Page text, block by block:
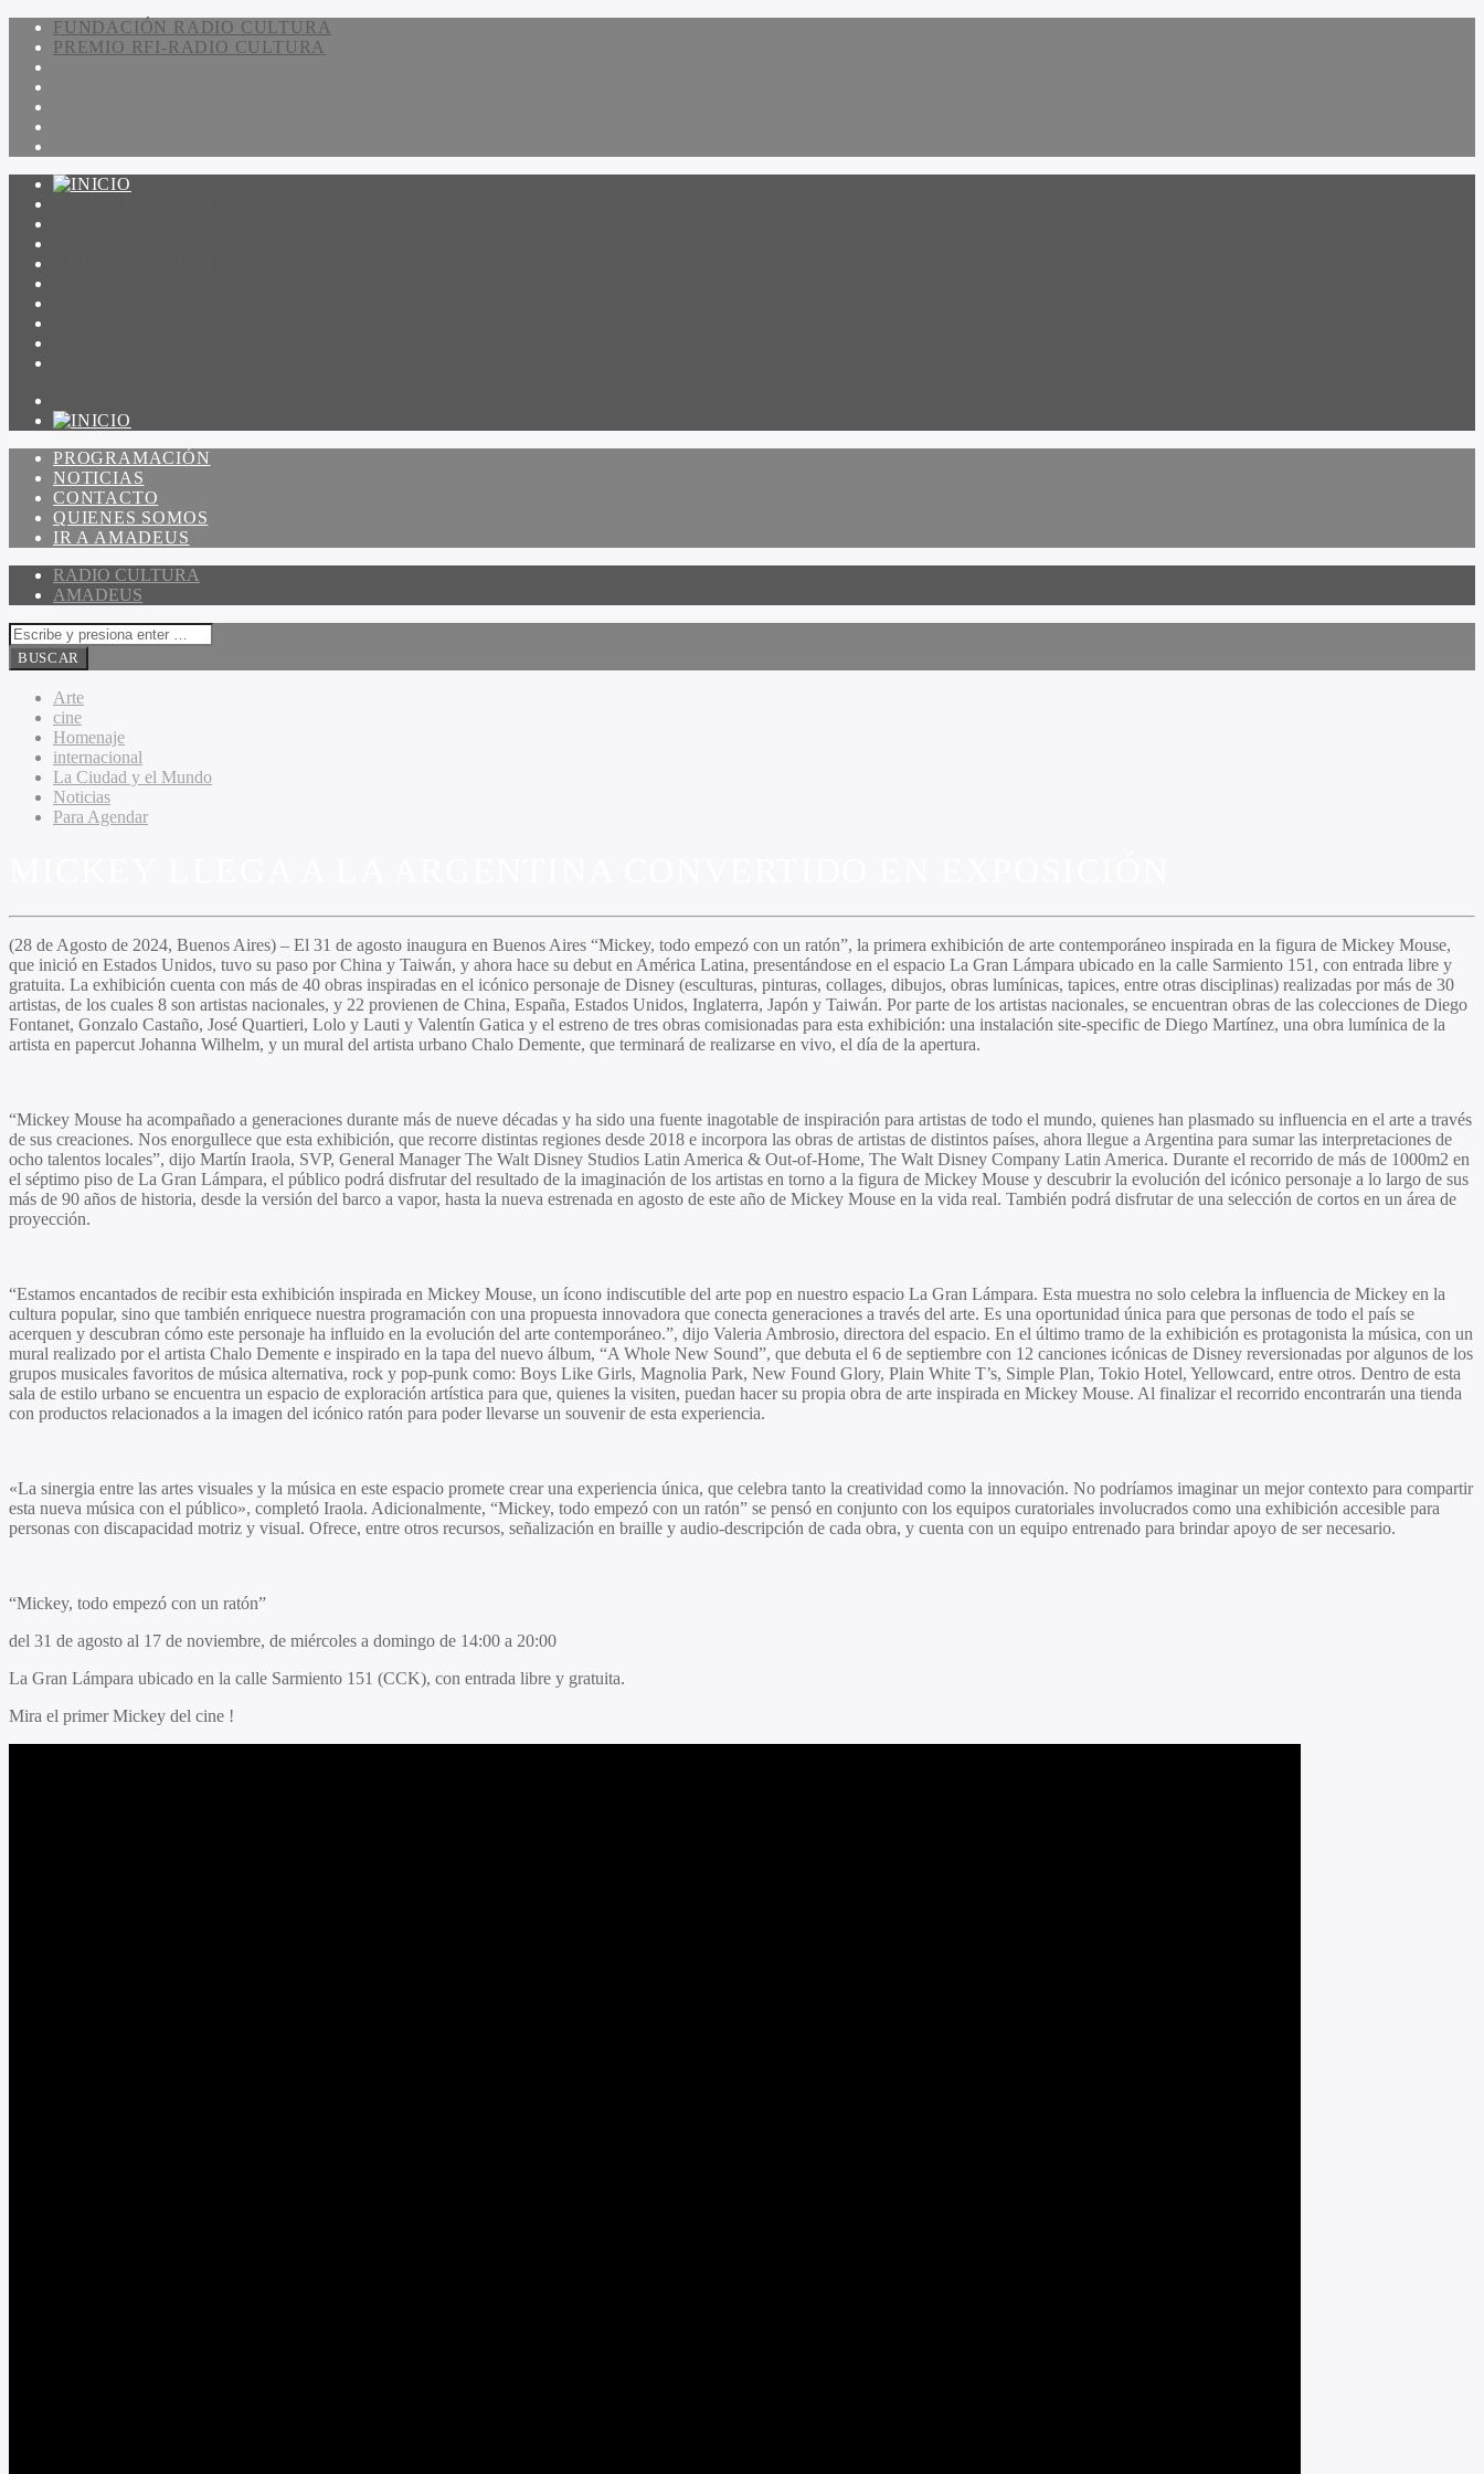
FUNDACIÓN RADIO CULTURA
PREMIO RFI-RADIO CULTURA
PROGRAMACIÓN
NOTICIAS
CONTACTO
QUIENES SOMOS
IR A AMADEUS
RADIO CULTURA
AMADEUS
Arte
cine
Homenaje
internacional
La Ciudad y el Mundo
Noticias
Para Agendar
(28 de Agosto de 2024, Buenos Aires) – El 31 de agosto inaugura en Buenos Aires “Mickey, todo empezó con un ratón”, la primera exhibición de arte contemporáneo inspirada en la figura de Mickey Mouse,
que inició en Estados Unidos, tuvo su paso por China y Taiwán, y ahora hace su debut en América Latina, presentándose en el espacio La Gran Lámpara ubicado en la calle Sarmiento 151, con entrada libre y
gratuita. La exhibición cuenta con más de 40 obras inspiradas en el icónico personaje de Disney (esculturas, pinturas, collages, dibujos, obras lumínicas, tapices, entre otras disciplinas) realizadas por más de 30
artistas, de los cuales 8 son artistas nacionales, y 22 provienen de China, España, Estados Unidos, Inglaterra, Japón y Taiwán. Por parte de los artistas nacionales, se encuentran obras de las colecciones de Diego
Fontanet, Gonzalo Castaño, José Quartieri, Lolo y Lauti y Valentín Gatica y el estreno de tres obras comisionadas para esta exhibición: una instalación site-specific de Diego Martínez, una obra lumínica de la
artista en papercut Johanna Wilhelm, y un mural del artista urbano Chalo Demente, que terminará de realizarse en vivo, el día de la apertura.
“Mickey Mouse ha acompañado a generaciones durante más de nueve décadas y ha sido una fuente inagotable de inspiración para artistas de todo el mundo, quienes han plasmado su influencia en el arte a través
de sus creaciones. Nos enorgullece que esta exhibición, que recorre distintas regiones desde 2018 e incorpora las obras de artistas de distintos países, ahora llegue a Argentina para sumar las interpretaciones de
ocho talentos locales”, dijo Martín Iraola, SVP, General Manager The Walt Disney Studios Latin America & Out-of-Home, The Walt Disney Company Latin America. Durante el recorrido de más de 1000m2 en
el séptimo piso de La Gran Lámpara, el público podrá disfrutar del resultado de la imaginación de los artistas en torno a la figura de Mickey Mouse y descubrir la evolución del icónico personaje a lo largo de sus
más de 90 años de historia, desde la versión del barco a vapor, hasta la nueva estrenada en agosto de este año de Mickey Mouse en la vida real. También podrá disfrutar de una selección de cortos en un área de
proyección.
“Estamos encantados de recibir esta exhibición inspirada en Mickey Mouse, un ícono indiscutible del arte pop en nuestro espacio La Gran Lámpara. Esta muestra no solo celebra la influencia de Mickey en la
cultura popular, sino que también enriquece nuestra programación con una propuesta innovadora que conecta generaciones a través del arte. Es una oportunidad única para que personas de todo el país se
acerquen y descubran cómo este personaje ha influido en la evolución del arte contemporáneo.”, dijo Valeria Ambrosio, directora del espacio. En el último tramo de la exhibición es protagonista la música, con un
mural realizado por el artista Chalo Demente e inspirado en la tapa del nuevo álbum, “A Whole New Sound”, que debuta el 6 de septiembre con 12 canciones icónicas de Disney reversionadas por algunos de los
grupos musicales favoritos de música alternativa, rock y pop-punk como: Boys Like Girls, Magnolia Park, New Found Glory, Plain White T’s, Simple Plan, Tokio Hotel, Yellowcard, entre otros. Dentro de esta
sala de estilo urbano se encuentra un espacio de exploración artística para que, quienes la visiten, puedan hacer su propia obra de arte inspirada en Mickey Mouse. Al finalizar el recorrido encontrarán una tienda
con productos relacionados a la imagen del icónico ratón para poder llevarse un souvenir de esta experiencia.
«La sinergia entre las artes visuales y la música en este espacio promete crear una experiencia única, que celebra tanto la creatividad como la innovación. No podríamos imaginar un mejor contexto para compartir
esta nueva música con el público», completó Iraola. Adicionalmente, “Mickey, todo empezó con un ratón” se pensó en conjunto con los equipos curatoriales involucrados como una exhibición accesible para
personas con discapacidad motriz y visual. Ofrece, entre otros recursos, señalización en braille y audio-descripción de cada obra, y cuenta con un equipo entrenado para brindar apoyo de ser necesario.
“Mickey, todo empezó con un ratón”
del 31 de agosto al 17 de noviembre, de miércoles a domingo de 14:00 a 20:00
La Gran Lámpara ubicado en la calle Sarmiento 151 (CCK), con entrada libre y gratuita.
Mira el primer Mickey del cine !